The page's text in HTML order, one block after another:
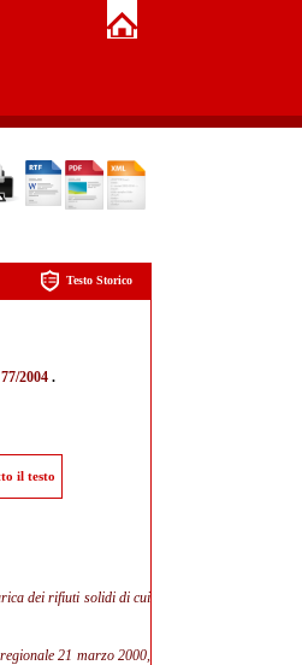
Testo Storico
2004 .
il testo
dei rifiuti solidi di cui
21 marzo 2000,